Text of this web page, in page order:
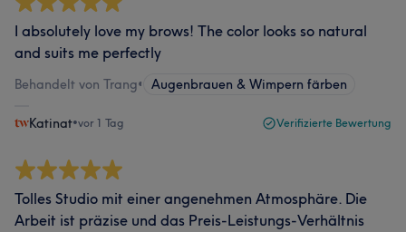
I absolutely love my brows! The color looks so natural
and suits me perfectly
Behandelt von Trang• Augenbrauen & Wimpern färben
Katinat•vor 1 Tag Verifizierte Bewertung
Tolles Studio mit einer angenehmen Atmosphäre. Die
Arbeit ist präzise und das Preis-Leistungs-Verhältnis